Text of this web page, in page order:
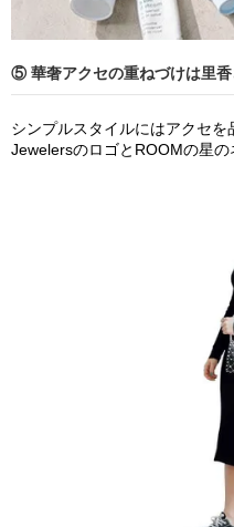
⑤ 華奢アクセの重ねづけは里
シンプルスタイルにはアクセ
JewelersのロゴとROOMの星の